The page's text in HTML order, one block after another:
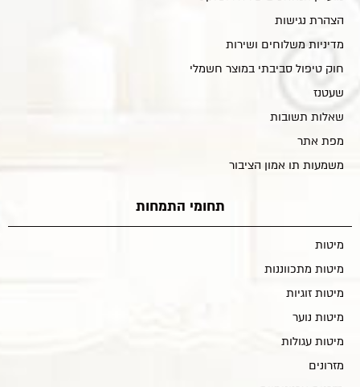
הצהרת נגישות
מדיניות משלוחים ושירות
חוק טיפול סביבתי במוצר חשמלי
שעטנז
שאלות תשובות
מפת אתר
משמעות תו אמון הציבור
תחומי התמחות
מיטות
מיטות מתכווננות
מיטות זוגיות
מיטות נוער
מיטות עגולות
מזרונים